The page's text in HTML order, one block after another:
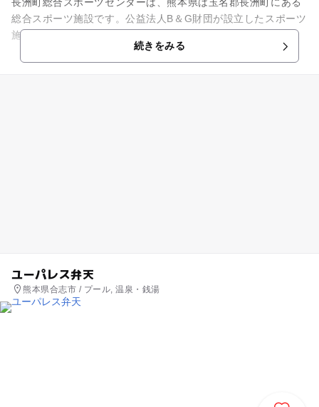
長洲町総合スポーツセンターは、熊本県は玉名郡長洲町にある
総合スポーツ施設です。公益法人B＆G財団が設立したスポーツ
施設の1つです。 グラウンド、体育館、武道場、トレーニング
続きをみる
ユーパレス弁天
熊本県合志市 / プール, 温泉・銭湯